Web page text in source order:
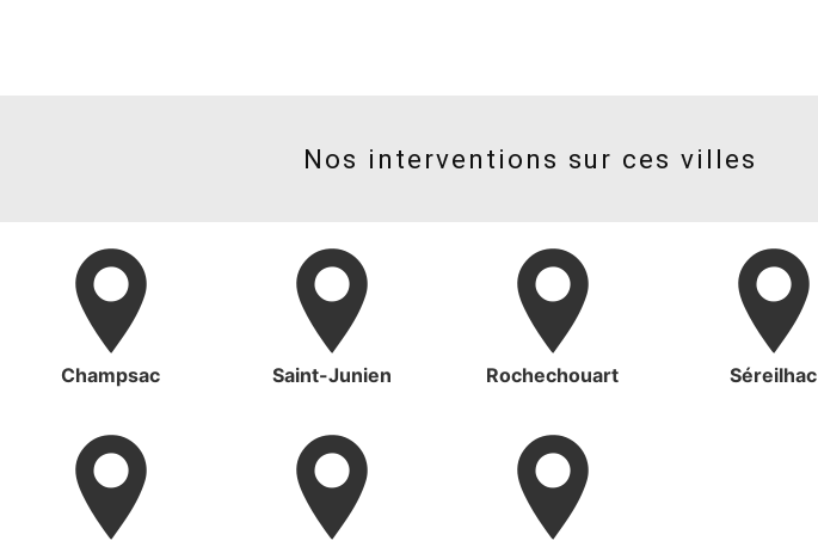
Nos interventions sur ces villes
Champsac Saint-Junien Rochechouart Séreilhac